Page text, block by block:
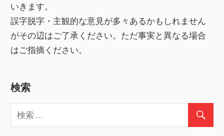
いきます。
誤字脱字・主観的な意見が多々あるかもしれません
がその辺はご了承ください。ただ事実と異なる場合
はご指摘ください。
検索